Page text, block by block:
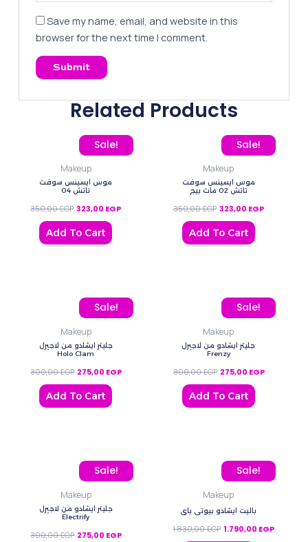
Save my name, email, and website in this
browser for the next time I comment.
Related Products
Sale!
Makeup
موس ايسينس سوفت
تاتش 04
350,00EGP
Original price was: 350,00 EGP.
323,00 EGP
Current price is: 323,00 EGP.
Add To Cart
Sale!
Makeup
موس ايسينس سوفت
تاتش 02 مات بيج
350,00EGP
Original price was:
323,00 EGP
Current
Add To Cart
Sale!
Makeup
جليتر ايشادو من لاجيرل
Holo Clam
300,00EGP
Original price was: 300,00 EGP.
275,00 EGP
Current price is: 275,00 EGP.
Add To Cart
Sale!
Makeup
جليتر ايشادو من لاجيرل
Frenzy
300,00EGP
Original price was:
275,00 EGP
Current
Add To Cart
Sale!
Makeup
جليتر ايشادو من لاجيرل
Electrify
300,00EGP
Original price was: 300,00 EGP.
275,00 EGP
Current price is: 275,00 EGP. Sale!
Makeup
باليت ايشادو بيوتي باي
1.830,00EGP
Original price was:
1.790,00 EGP
Current